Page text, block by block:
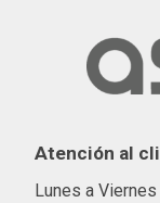
Atención al
Lunes a Viernes